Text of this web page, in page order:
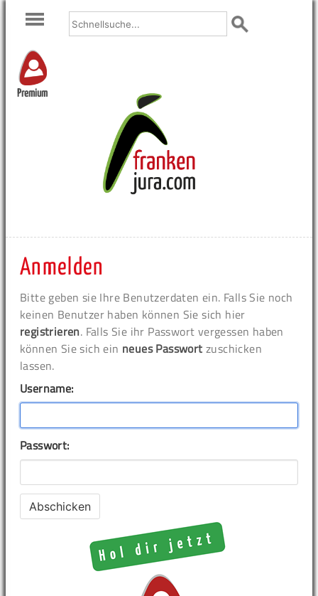
Premium
Anmelden
Bitte geben sie Ihre Benutzerdaten ein. Falls Sie noch
keinen Benutzer haben können Sie sich hier
registrieren. Falls Sie ihr Passwort vergessen haben
können Sie sich ein neues Passwort zuschicken
lassen.
Username:
Passwort: